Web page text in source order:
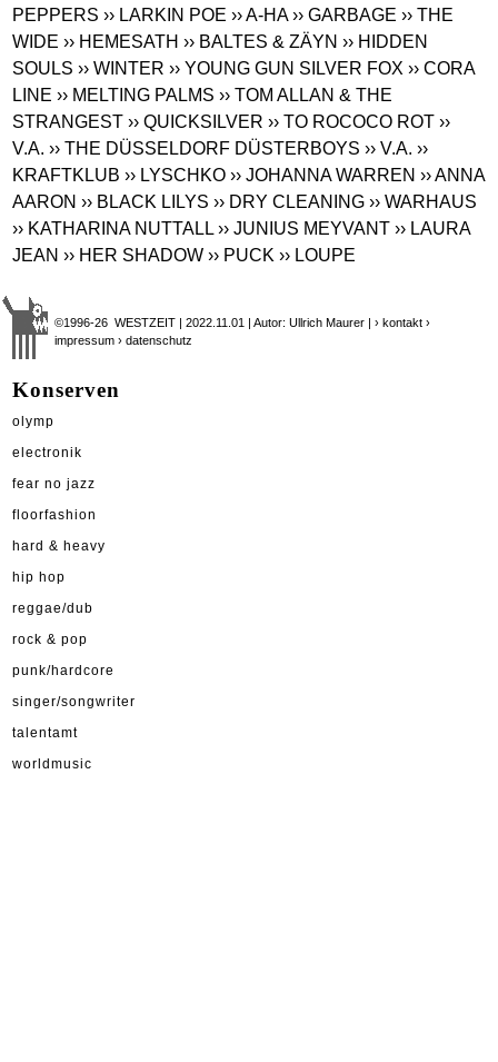
PEPPERS ›› LARKIN POE ›› A-HA ›› GARBAGE ›› THE
WIDE›› HEMESATH ›› BALTES & ZÄYN ›› HIDDEN
SOULS ›› WINTER ›› YOUNG GUN SILVER FOX ›› CORA
LINE ›› MELTING PALMS ›› TOM ALLAN & THE
STRANGEST ›› QUICKSILVER ›› TO ROCOCO ROT ››
V.A. ›› THE DÜSSELDORF DÜSTERBOYS ›› V.A. ››
KRAFTKLUB ›› LYSCHKO ›› JOHANNA WARREN ›› ANNA
AARON ›› BLACK LILYS ›› DRY CLEANING ›› WARHAUS
›› KATHARINA NUTTALL ›› JUNIUS MEYVANT ›› LAURA
JEAN ›› HER SHADOW ›› PUCK ›› LOUPE
©1996-26 WESTZEIT | 2022.11.01 | Autor: Ullrich Maurer |› kontakt ›
impressum › datenschutz
Konserven
olymp
electronik
fear no jazz
floorfashion
hard & heavy
hip hop
reggae/dub
rock & pop
punk/hardcore
singer/songwriter
talentamt
worldmusic